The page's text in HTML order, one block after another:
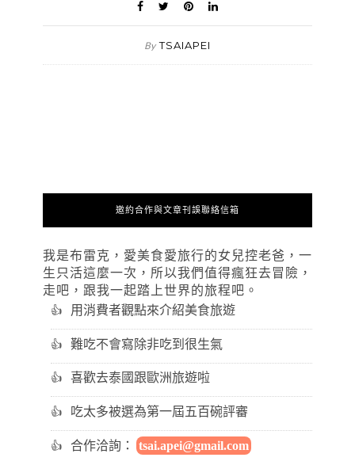
By TSAIAPEI
邀約合作與文章刊誤聯絡信箱
我是布雷克，愛美食愛旅行的女兒控老爸，一
生只活這麼一次，所以我們值得瘋狂去冒險，
走吧，跟我一起踏上世界的旅程吧。
用消費者觀點來介紹美食旅遊
難吃不會寫除非吃到很生氣
喜歡去泰國跟歐洲旅遊啦
吃太多被選為第一屆五百碗評審
合作洽詢： tsai.apei@gmail.com